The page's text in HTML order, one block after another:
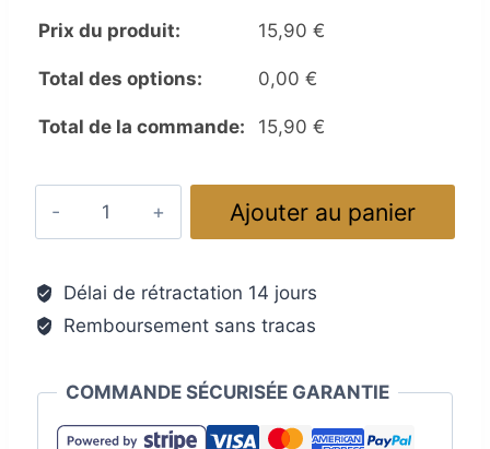
Prix du produit: 15,90 €
Total des options: 0,00 €
Total de la commande: 15,90 €
cadeau
original
:
en
Ajouter au panier
Délai de rétractation 14 jours
Remboursement sans tracas
COMMANDE SÉCURISÉE GARANTIE